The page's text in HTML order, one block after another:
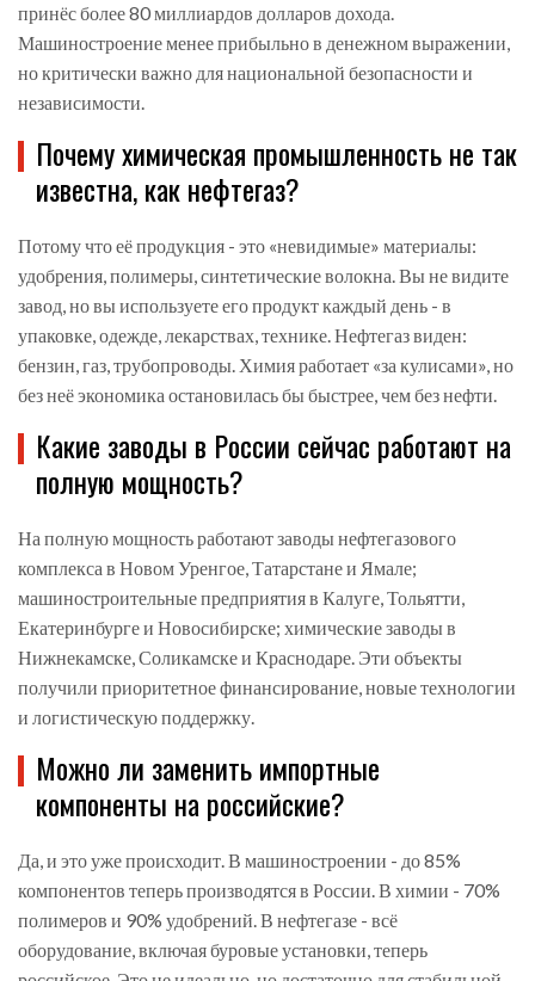
принёс более 80 миллиардов долларов дохода.
Машиностроение менее прибыльно в денежном выражении,
но критически важно для национальной безопасности и
независимости.
Почему химическая промышленность не так
известна, как нефтегаз?
Потому что её продукция - это «невидимые» материалы:
удобрения, полимеры, синтетические волокна. Вы не видите
завод, но вы используете его продукт каждый день - в
упаковке, одежде, лекарствах, технике. Нефтегаз виден:
бензин, газ, трубопроводы. Химия работает «за кулисами», но
без неё экономика остановилась бы быстрее, чем без нефти.
Какие заводы в России сейчас работают на
полную мощность?
На полную мощность работают заводы нефтегазового
комплекса в Новом Уренгое, Татарстане и Ямале;
машиностроительные предприятия в Калуге, Тольятти,
Екатеринбурге и Новосибирске; химические заводы в
Нижнекамске, Соликамске и Краснодаре. Эти объекты
получили приоритетное финансирование, новые технологии
и логистическую поддержку.
Можно ли заменить импортные
компоненты на российские?
Да, и это уже происходит. В машиностроении - до 85%
компонентов теперь производятся в России. В химии - 70%
полимеров и 90% удобрений. В нефтегазе - всё
оборудование, включая буровые установки, теперь